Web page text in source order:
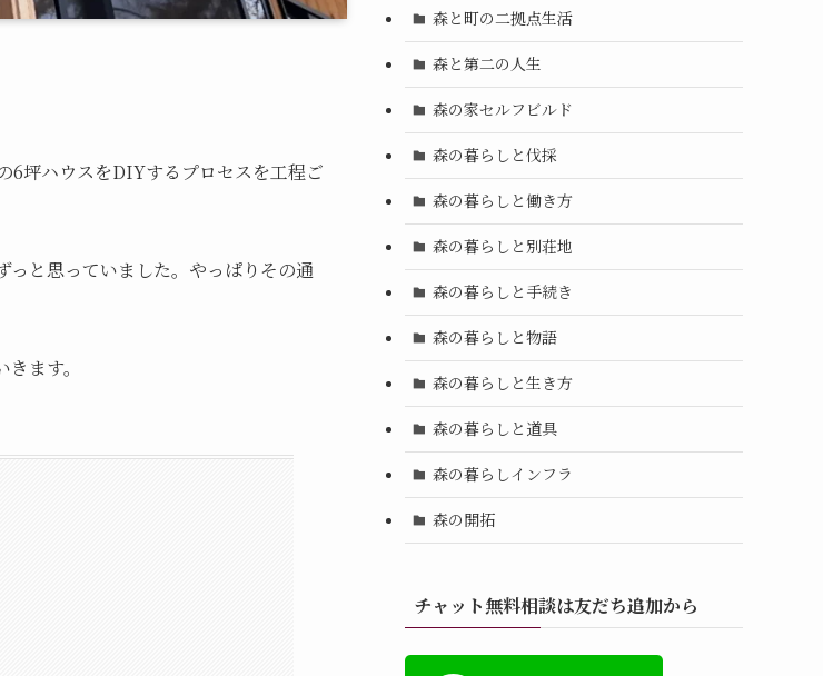
6坪ハウスをDIYするプロセスを工程ご
と思っていました。やっぱりその通
ます。
森と町の二拠点生活
森と第二の人生
森の家セルフビルド
森の暮らしと伐採
森の暮らしと働き方
森の暮らしと別荘地
森の暮らしと手続き
森の暮らしと物語
森の暮らしと生き方
森の暮らしと道具
森の暮らしインフラ
森の開拓
チャット無料相談は友だち追加から